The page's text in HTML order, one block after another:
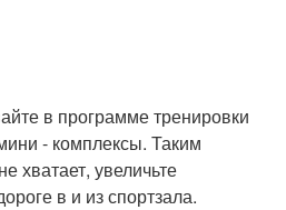
в программе тренировки
- комплексы. Таким
хватает, увеличьте
в и из спортзала.